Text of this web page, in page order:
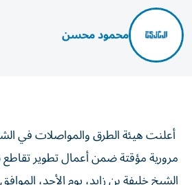
محمود محسن
أعلنت هيئة الطرق والمواصلات في
مرورية مؤقتة ضمن أعمال تطوير